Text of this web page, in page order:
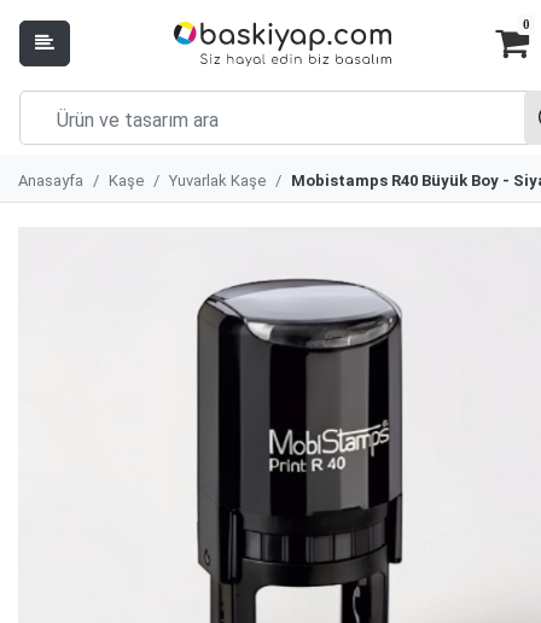
0
Anasayfa Kaşe Yuvarlak Kaşe Mobistamps R40 Büyük Boy -